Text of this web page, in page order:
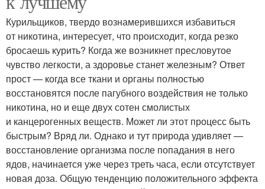
Курильщиков, твердо вознамерившихся избавиться
от никотина, интересует, что происходит, когда резко
бросаешь курить? Когда же возникнет пресловутое
чувство легкости, а здоровье станет железным? Ответ
прост — когда все ткани и органы полностью
восстановятся после пагубного воздействия не только
никотина, но и еще двух сотен смолистых
и канцерогенных веществ. Может ли этот процесс быть
быстрым? Вряд ли. Однако и тут природа удивляет —
восстановление организма после попадания в него
ядов, начинается уже через треть часа, если отсутствует
новая доза. Общую тенденцию положительного эффекта